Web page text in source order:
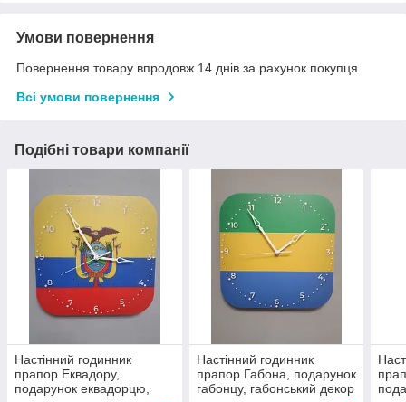
Умови повернення
Повернення товару впродовж 14 днів за рахунок покупця
Всі умови повернення
Подібні товари компанії
Настінний годинник
прапор Еквадору,
подарунок еквадорцю,
Настінний годинник
прапор Габона, подарунок
габонцу, габонський декор